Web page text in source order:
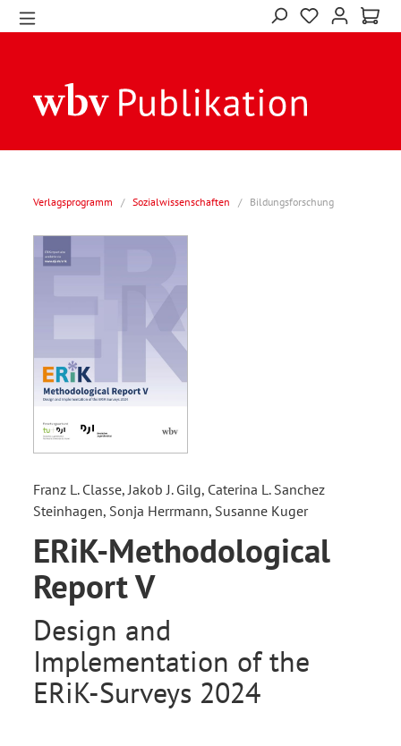
Verlagsprogramm / Sozialwissenschaften / Bildungsforschung
Franz L. Classe, Jakob J. Gilg, Caterina L. Sanchez
Steinhagen, Sonja Herrmann, Susanne Kuger
ERiK-Methodological
Report V
Design and
Implementation of the
ERiK-Surveys 2024